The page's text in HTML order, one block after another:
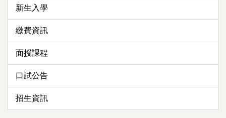
新生入學
繳費資訊
面授課程
口試公告
招生資訊